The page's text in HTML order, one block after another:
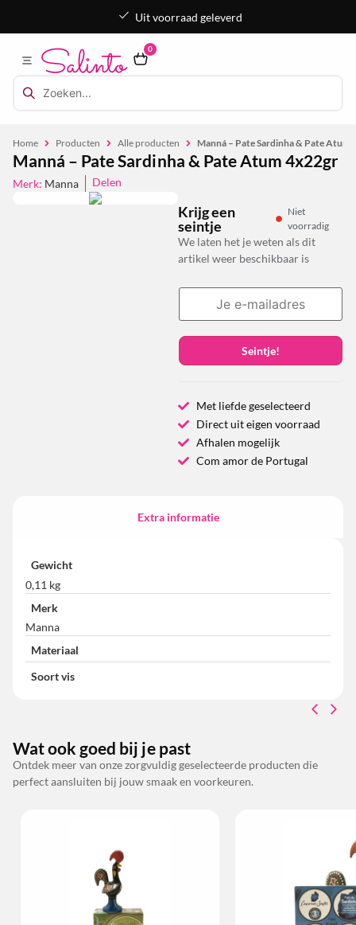
Uit voorraad geleverd
0
Home Producten Alle producten Manná – Pate Sardinha & Pate Atum
Manná – Pate Sardinha & Pate Atum 4x22gr
Merk: Manna Delen
Krijg een
seintje
Niet
voorradig
We laten het je weten als dit
artikel weer beschikbaar is
Seintje!
Met liefde geselecteerd
Direct uit eigen voorraad
Afhalen mogelijk
Com amor de Portugal
Extra informatie
Gewicht
0,11 kg
Merk
Manna
Materiaal
Soort vis
Wat ook goed bij je past
Ontdek meer van onze zorgvuldig geselecteerde producten die
perfect aansluiten bij jouw smaak en voorkeuren.